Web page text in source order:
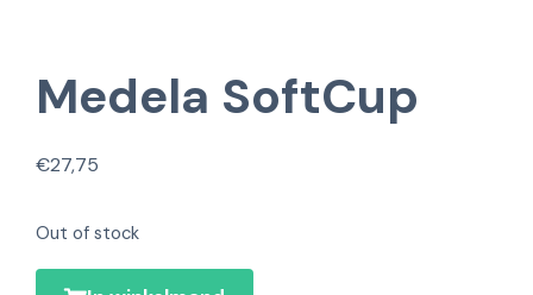
Medela SoftCup
€27,75
Out of stock